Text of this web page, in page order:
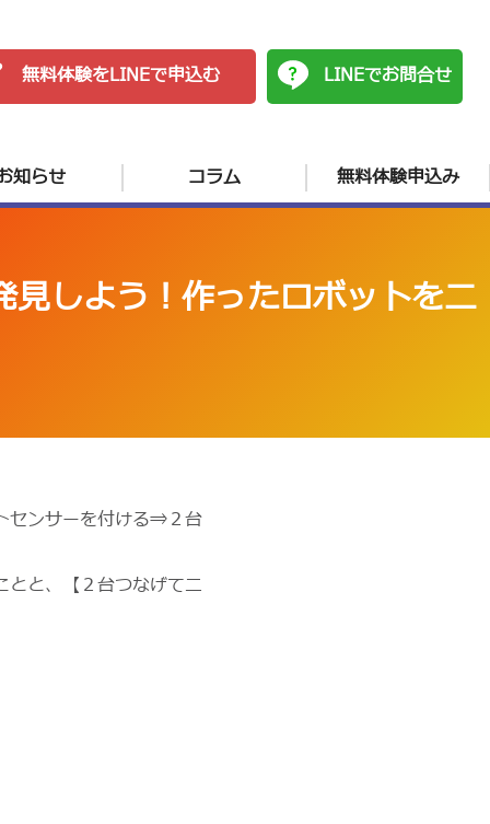
無料体験をLINEで申込む LINEでお問合せ
知らせ コラム 無料体験申込み
しよう！作ったロボットを二
センサーを付ける⇒２台
とと、【２台つなげて二